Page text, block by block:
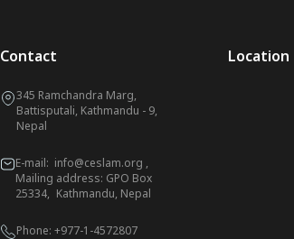
Contact
345 Ramchandra Marg,
Battisputali, Kathmandu - 9,
Nepal
E-mail: info@ceslam.org ,
Mailing address: GPO Box
25334, Kathmandu, Nepal
Phone: +977-1-4572807
Location